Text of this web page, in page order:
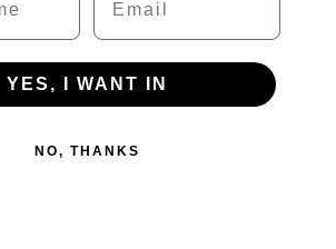
YES, I WANT IN
NO, THANKS